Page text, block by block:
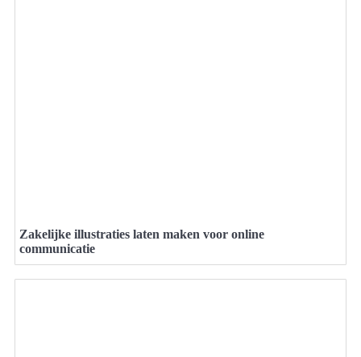
Zakelijke illustraties laten maken voor online
communicatie